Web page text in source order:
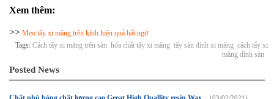
Xem thêm:
>> Mẹo tẩy xi măng trên kính hiệu quả bất ngờ
Tags: Cách tẩy xi măng trên sàn hóa chất tẩy xi măng tẩy sàn dính xi măng cách tẩy xi
măng dính sàn
Posted News
(03/02/2021)